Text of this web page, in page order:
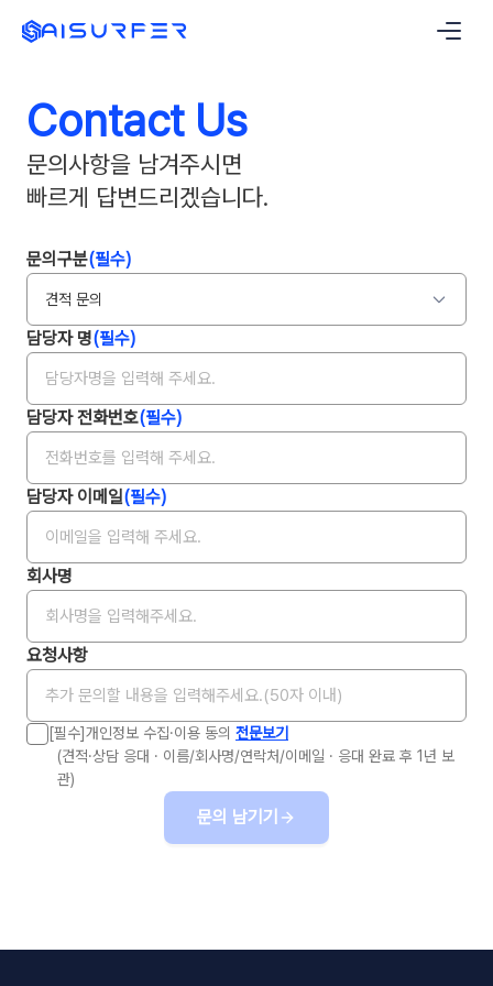
Contact Us
문의사항을 남겨주시면
빠르게 답변드리겠습니다.
문의구분(필수)
견적 문의
담당자 명(필수)
담당자 전화번호(필수)
담당자 이메일(필수)
회사명
요청사항
[필수]개인정보 수집·이용 동의 전문보기
(견적·상담 응대 · 이름/회사명/연락처/이메일 · 응대 완료 후 1년 보
관)
문의 남기기